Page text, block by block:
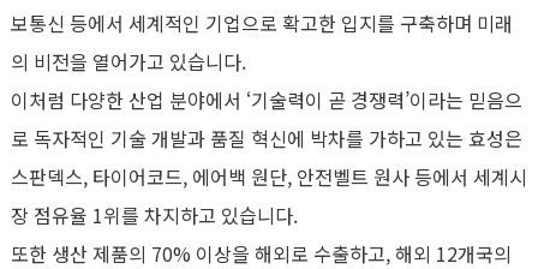
보통신 등에서 세계적인 기업으로 확고한 입지를 구축하며 미래
의 비전을 열어가고 있습니다.
이처럼 다양한 산업 분야에서 ‘기술력이 곧 경쟁력’이라는 믿음으
로 독자적인 기술 개발과 품질 혁신에 박차를 가하고 있는 효성은
스판덱스, 타이어코드, 에어백 원단, 안전벨트 원사 등에서 세계시
장 점유율 1위를 차지하고 있습니다.
또한 생산 제품의 70% 이상을 해외로 수출하고, 해외 12개국의